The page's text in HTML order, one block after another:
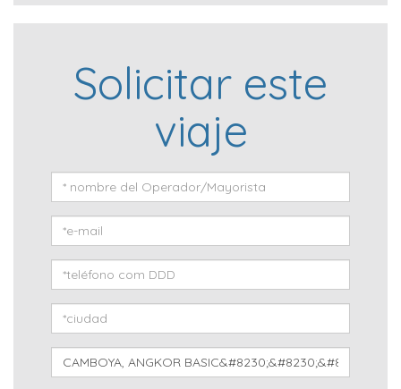
Solicitar este
viaje